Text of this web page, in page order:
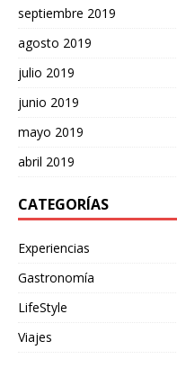
septiembre 2019
agosto 2019
julio 2019
junio 2019
mayo 2019
abril 2019
CATEGORÍAS
Experiencias
Gastronomía
LifeStyle
Viajes